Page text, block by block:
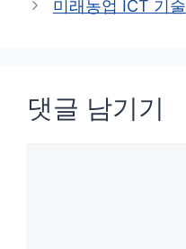
리
미래농업 ICT 기
댓글 남기기